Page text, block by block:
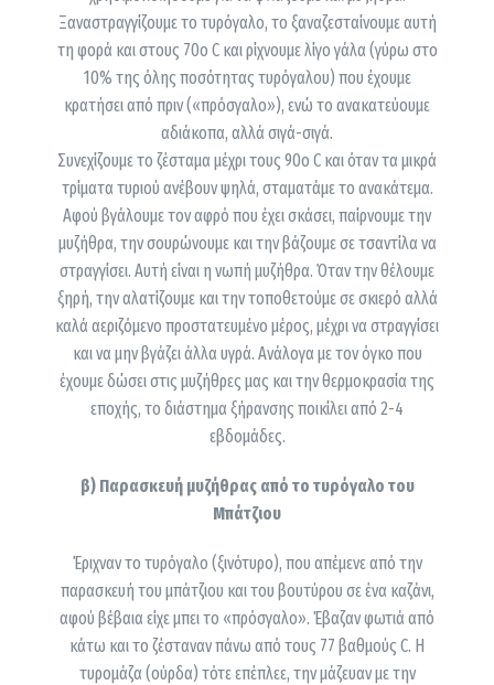
Ξαναστραγγίζουμε το τυρόγαλο, το ξαναζεσταίνουμε αυτή
τη φορά και στους 70ο C και ρίχνουμε λίγο γάλα (γύρω στο
10% της όλης ποσότητας τυρόγαλου) που έχουμε
κρατήσει από πριν («πρόσγαλο»), ενώ το ανακατεύουμε
αδιάκοπα, αλλά σιγά-σιγά.
Συνεχίζουμε το ζέσταμα μέχρι τους 90ο C και όταν τα μικρά
τρίματα τυριού ανέβουν ψηλά, σταματάμε το ανακάτεμα.
Αφού βγάλουμε τον αφρό που έχει σκάσει, παίρνουμε την
μυζήθρα, την σουρώνουμε και την βάζουμε σε τσαντίλα να
στραγγίσει. Αυτή είναι η νωπή μυζήθρα. Όταν την θέλουμε
ξηρή, την αλατίζουμε και την τοποθετούμε σε σκιερό αλλά
καλά αεριζόμενο προστατευμένο μέρος, μέχρι να στραγγίσει
και να μην βγάζει άλλα υγρά. Ανάλογα με τον όγκο που
έχουμε δώσει στις μυζήθρες μας και την θερμοκρασία της
εποχής, το διάστημα ξήρανσης ποικίλει από 2-4
εβδομάδες.
β) Παρασκευή μυζήθρας από το τυρόγαλο του
Μπάτζιου
Έριχναν το τυρόγαλο (ξινότυρο), που απέμενε από την
παρασκευή του μπάτζιου και του βουτύρου σε ένα καζάνι,
αφού βέβαια είχε μπει το «πρόσγαλο». Έβαζαν φωτιά από
κάτω και το ζέσταναν πάνω από τους 77 βαθμούς C. Η
τυρομάζα (ούρδα) τότε επέπλεε, την μάζευαν με την